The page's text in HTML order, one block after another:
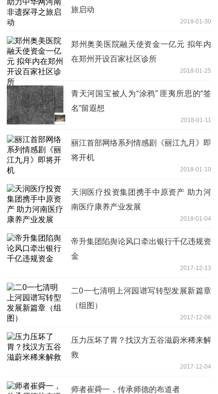
旅启动
2018-01-30
郑州奥美医院融天使资金一亿元 拟年内
在郑州开设百家社区诊所
2018-01-25
青天河国宝被人为“涂鸦” 匪夷所思的“签
名”留遐想
2018-01-11
丽江首部网络系列情感剧《丽江九月》即
将开机
2018-01-10
天润医疗投资集团携手中原资产 助力河
南医疗康养产业发展
2018-01-04
帝升集团陷舆论风口牵出银行千亿违规资
金
2017-12-13
二0一七清明上河园谱写转型发展新篇章
（组图）
2017-12-06
压力压坏了胃？找汉方五谷滋蔚米稀来解
救
2017-12-04
师者崔舜一，传承师德的布道者